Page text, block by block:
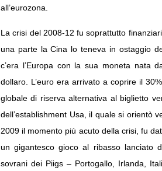
all’eurozona.
La crisi del 2008-12 fu soprattutto
una parte la Cina lo teneva in ostaggio
c’era l’Europa con la sua moneta nata
dollaro. L’euro era arrivato a coprire il
globale di riserva alternativa al biglietto
dell’establishment Usa, il quale si orientò
2009 il momento più acuto della crisi, fu
un gigantesco gioco al ribasso lanciato
sovrani dei Piigs – Portogallo, Irlanda,